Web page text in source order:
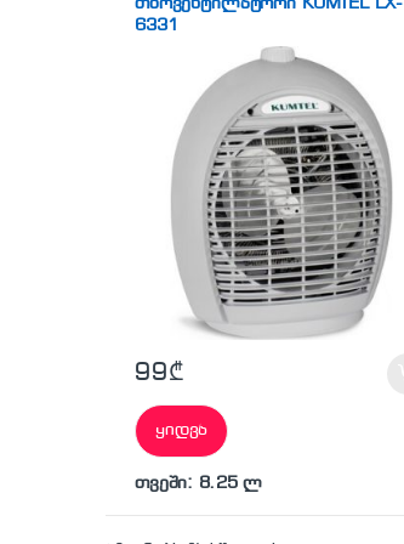
6331
99₾
ყიდვა
თვეში: 8.25 ლ